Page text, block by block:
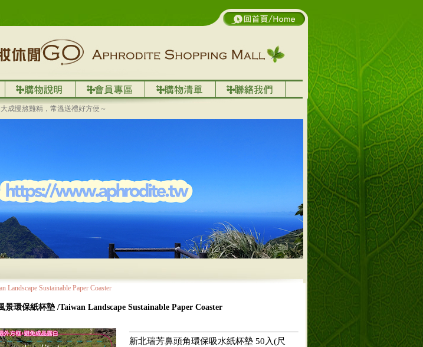
慢熬雞精，常溫送禮好方便～
Sustainable Paper Coaster
景環保紙杯墊 /Taiwan Landscape Sustainable Paper Coaster
新北瑞芳鼻頭角環保吸水紙杯墊 50入(尺